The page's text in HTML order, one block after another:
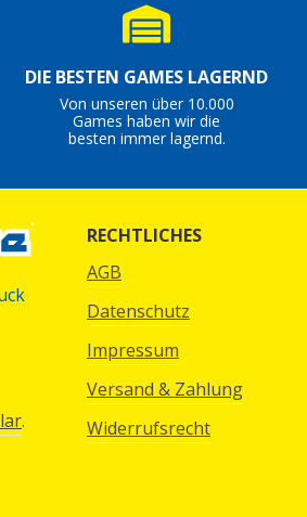
DIE BESTEN GAMES LAGERND
Von unseren über 10.000
Games haben wir die
besten immer lagernd.
.
RECHTLICHES
AGB
Datenschutz
Impressum
Versand & Zahlung
Widerrufsrecht